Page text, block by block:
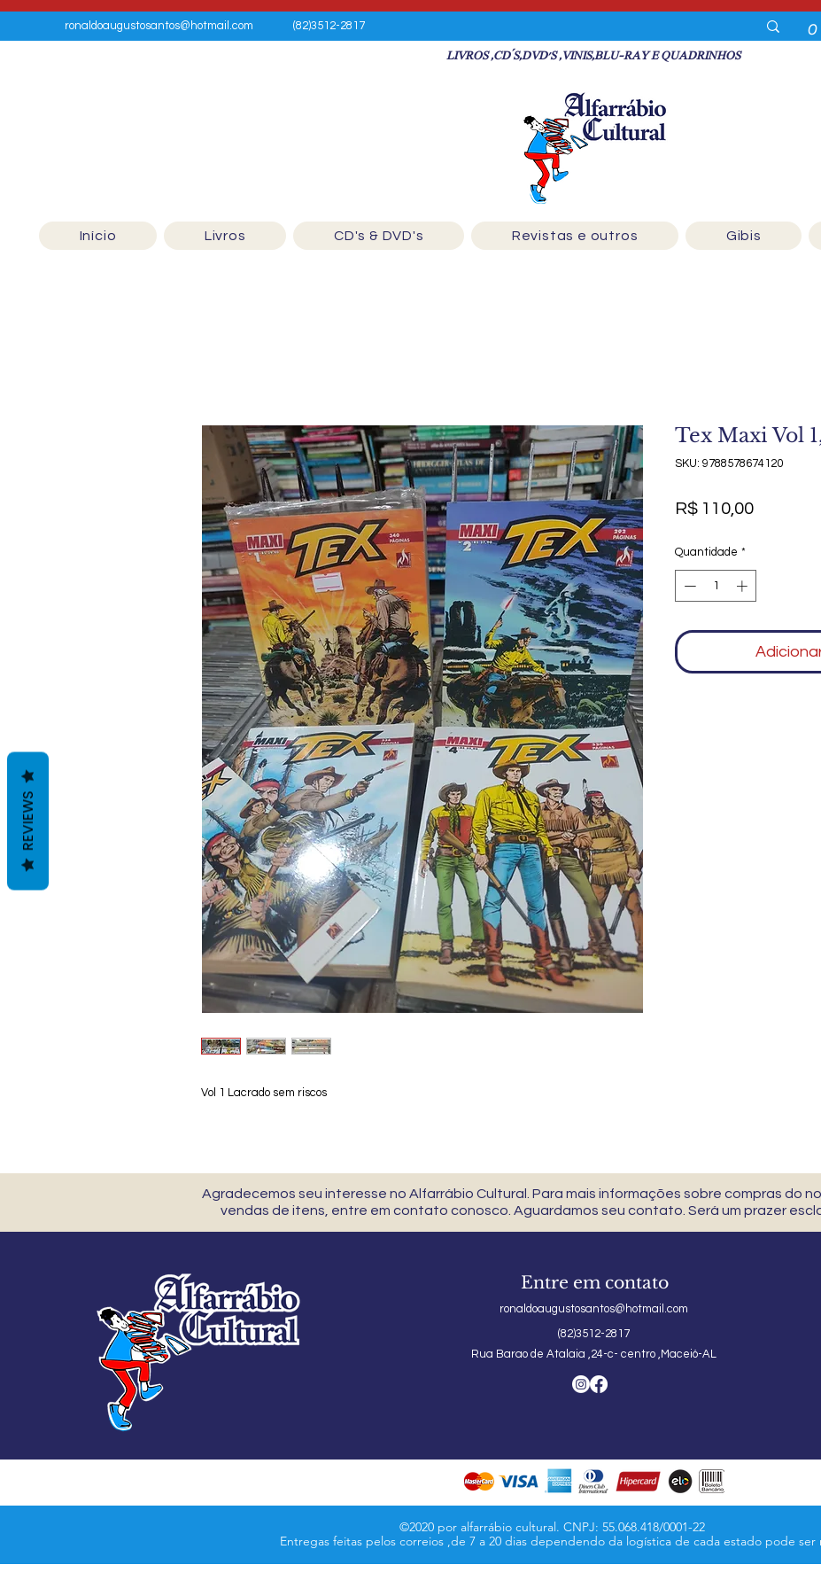
ronaldoaugustosantos@hotmail.com (82)3512-2817
LIVROS ,CD´S,DVD'S ,VINIS,BLU-RAY E QUADRINHOS
Início Livros CD's & DVD's Revistas e outros Gibis
Vol 1 Lacrado sem riscos
Tex Maxi Vol
SKU: 9788578674120
R$ 110,00Preço
Quantidade *
Agradecemos seu interesse no Alfarrábio Cultural. Para mais informações sobre compras do
vendas de itens, entre em contato conosco. Aguardamos seu contato. Será um prazer
Entre em contato
ronaldoaugustosantos@hotmail.com
(82)3512-2817
Rua Barao de Atalaia ,24-c- centro ,Maceió-AL
©2020 por alfarrábio cultural. CNPJ: 55.068.418/0001-22
Entregas feitas pelos correios ,de 7 a 20 dias dependendo da logística de cada estado pode ser
REVIEWS